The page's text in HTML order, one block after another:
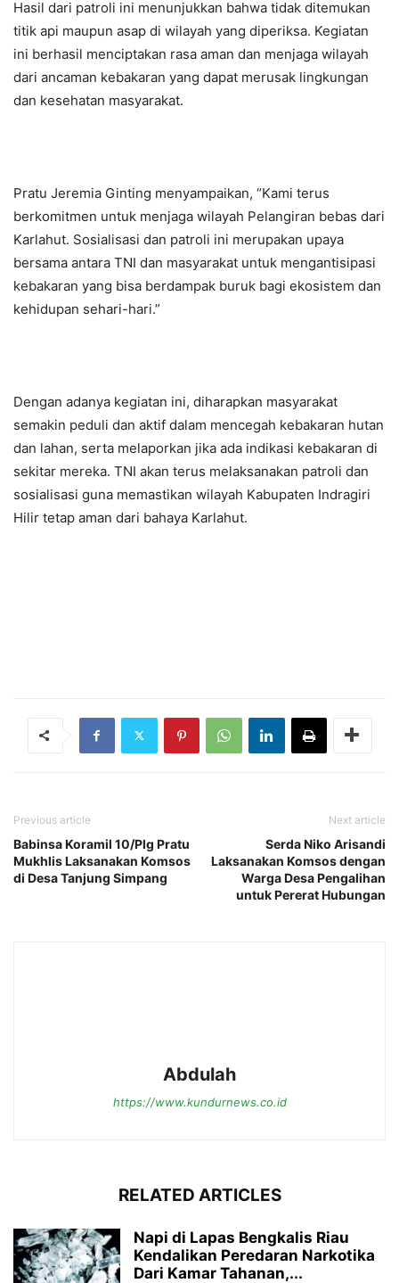
Hasil dari patroli ini menunjukkan bahwa tidak ditemukan
titik api maupun asap di wilayah yang diperiksa. Kegiatan
ini berhasil menciptakan rasa aman dan menjaga wilayah
dari ancaman kebakaran yang dapat merusak lingkungan
dan kesehatan masyarakat.
Pratu Jeremia Ginting menyampaikan, “Kami terus
berkomitmen untuk menjaga wilayah Pelangiran bebas dari
Karlahut. Sosialisasi dan patroli ini merupakan upaya
bersama antara TNI dan masyarakat untuk mengantisipasi
kebakaran yang bisa berdampak buruk bagi ekosistem dan
kehidupan sehari-hari.”
Dengan adanya kegiatan ini, diharapkan masyarakat
semakin peduli dan aktif dalam mencegah kebakaran hutan
dan lahan, serta melaporkan jika ada indikasi kebakaran di
sekitar mereka. TNI akan terus melaksanakan patroli dan
sosialisasi guna memastikan wilayah Kabupaten Indragiri
Hilir tetap aman dari bahaya Karlahut.
Previous article
Babinsa Koramil 10/Plg Pratu
Mukhlis Laksanakan Komsos
di Desa Tanjung Simpang
Next article
Serda Niko Arisandi
Laksanakan Komsos dengan
Warga Desa Pengalihan
untuk Pererat Hubungan
Abdulah
https://www.kundurnews.co.id
RELATED ARTICLES
Napi di Lapas Bengkalis Riau
Kendalikan Peredaran Narkotika
Dari Kamar Tahanan,...